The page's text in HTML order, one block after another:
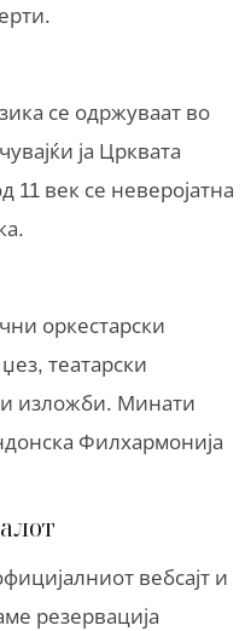
се одржуваат во
ја Црквата
11 век се неверојатна
оркестарски
театарски
изложби. Минати
Филхармонија
вебсајт и
резервација